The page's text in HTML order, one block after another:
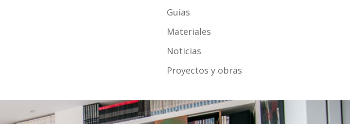
Guias
Materiales
Noticias
Proyectos y obras